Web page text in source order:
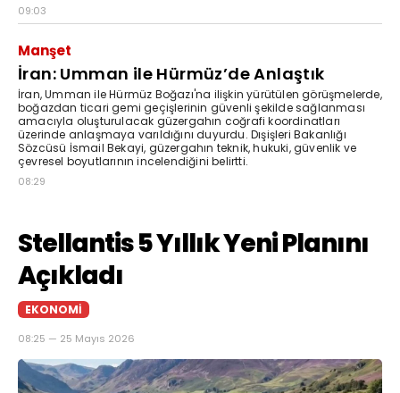
09:03
Manşet
İran: Umman ile Hürmüz’de Anlaştık
İran, Umman ile Hürmüz Boğazı'na ilişkin yürütülen görüşmelerde,
boğazdan ticari gemi geçişlerinin güvenli şekilde sağlanması
amacıyla oluşturulacak güzergahın coğrafi koordinatları
üzerinde anlaşmaya varıldığını duyurdu. Dışişleri Bakanlığı
Sözcüsü İsmail Bekayi, güzergahın teknik, hukuki, güvenlik ve
çevresel boyutlarının incelendiğini belirtti.
08:29